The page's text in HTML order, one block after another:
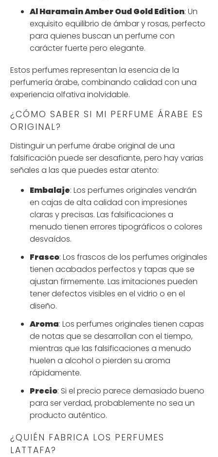
Al Haramain Amber Oud Gold Edition: Un
exquisito equilibrio de ámbar y rosas, perfecto
para quienes buscan un perfume con
carácter fuerte pero elegante.
Estos perfumes representan la esencia de la
perfumería árabe, combinando calidad con una
experiencia olfativa inolvidable.
¿CÓMO SABER SI MI PERFUME ÁRABE ES
ORIGINAL?
Distinguir un perfume árabe original de una
falsificación puede ser desafiante, pero hay varias
señales a las que puedes estar atento:
Embalaje: Los perfumes originales vendrán
en cajas de alta calidad con impresiones
claras y precisas. Las falsificaciones a
menudo tienen errores tipográficos o colores
desvaídos.
Frasco: Los frascos de los perfumes originales
tienen acabados perfectos y tapas que se
ajustan firmemente. Las imitaciones pueden
tener defectos visibles en el vidrio o en el
diseño.
Aroma: Los perfumes originales tienen capas
de notas que se desarrollan con el tiempo,
mientras que las falsificaciones a menudo
huelen a alcohol o pierden su aroma
rápidamente.
Precio: Si el precio parece demasiado bueno
para ser verdad, probablemente no sea un
producto auténtico.
¿QUIÉN FABRICA LOS PERFUMES
LATTAFA?